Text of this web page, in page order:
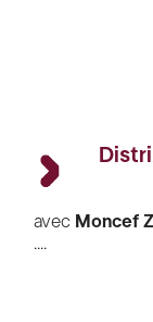
avec Moncef
Mangu,
....